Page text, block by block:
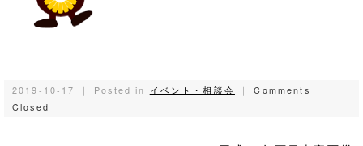
2019-10-17 ｜ Posted in イベント・相談会 ｜Comments
Closed